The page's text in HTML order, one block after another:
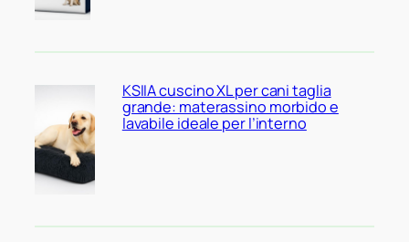
KSIIA cuscino XL per cani taglia
grande: materassino morbido e
lavabile ideale per l’interno